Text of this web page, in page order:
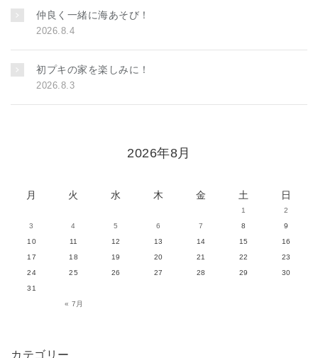
仲良く一緒に海あそび！
2026.8.4
初プキの家を楽しみに！
2026.8.3
2026年8月
月 火 水 木 金 土 日
« 7月
1
2
3
4 5 6 7 8
9
10
11 12 13 14 15
16
17
18 19 20 21 22
23
24
25 26 27 28 29
30
31
カテゴリー